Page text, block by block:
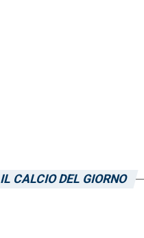
IL CALCIO DEL GIORNO